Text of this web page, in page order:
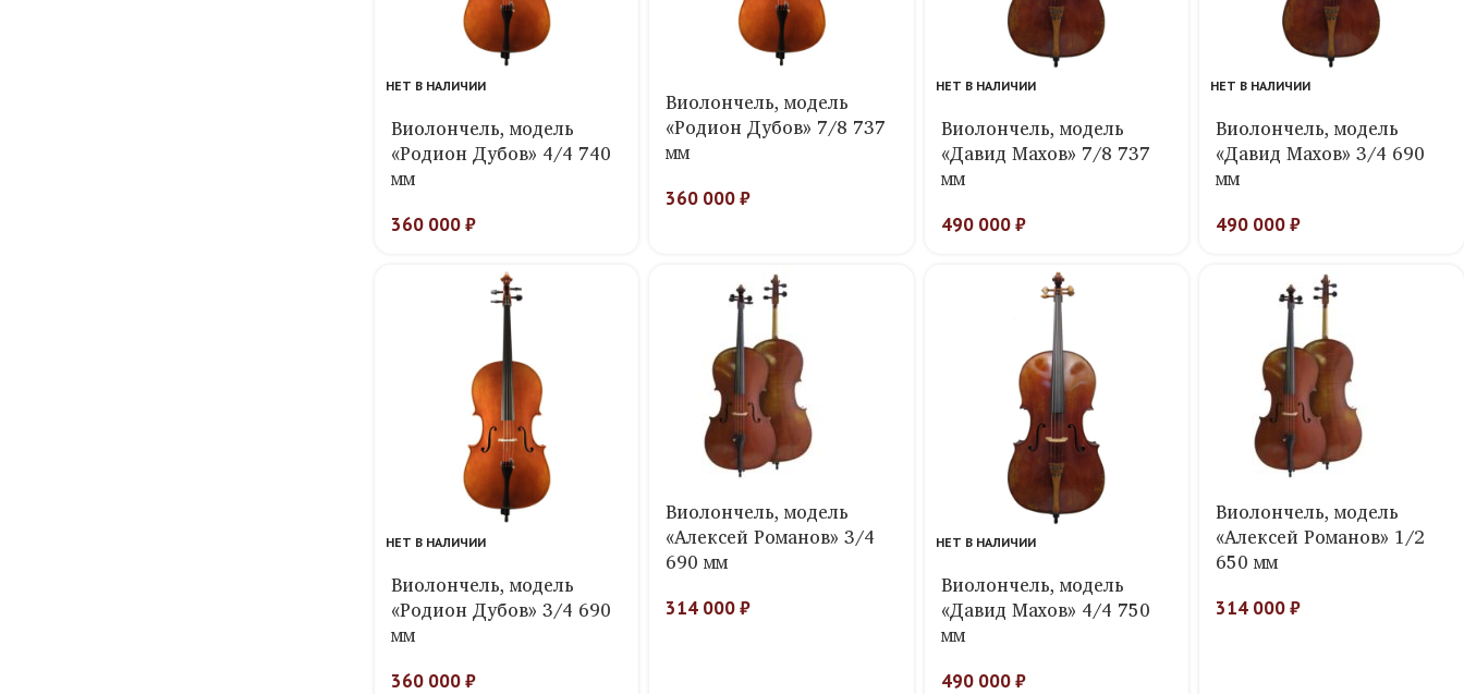
НЕТ В НАЛИЧИИ
Виолончель, модель
«Родион Дубов» 4/4 740
мм
360 000₽
Виолончель, модель
«Родион Дубов» 7/8 737
мм
360 000₽
НЕТ В НАЛИЧИИ
Виолончель, модель
«Давид Махов» 7/8 737
мм
490 000₽
НЕТ В НАЛИЧИИ
Виолончель, модель
«Давид Махов» 3/4 690
мм
490 000₽
НЕТ В НАЛИЧИИ
Виолончель, модель
«Родион Дубов» 3/4 690
мм
360 000₽
Виолончель, модель
«Алексей Романов» 3/4
690 мм
314 000₽
НЕТ В НАЛИЧИИ
Виолончель, модель
«Давид Махов» 4/4 750
мм
490 000₽
Виолончель, модель
«Алексей Романов» 1/2
650 мм
314 000₽